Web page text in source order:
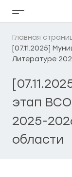
Кнопка
бокового
меню
Главная
[07.11.2025]
Литературе
этап
2025-
области